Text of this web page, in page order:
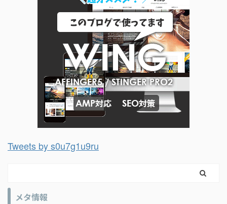
Tweets by s0u7g1u9ru
メタ情報